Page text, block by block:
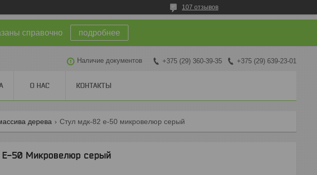
107 отзывов
справочно подробнее
Наличие документов +375 (29) 360-39-35 +375 (29) 639-23-01
О НАС КОНТАКТЫ
дерева Стул мдк-82 е-50 микровелюр серый
50 Микровелюр серый